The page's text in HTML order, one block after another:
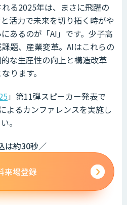
る2025年は、まさに飛躍の
活力で未来を切り拓く時がや
あるのが「AI」です。少子高
題、産業変革。AIはこれらの
な生産性の向上と構造改革
ります。
」第11弾スピーカー発表で
よるカンファレンスを実施し
。
は約30秒／
来場登録